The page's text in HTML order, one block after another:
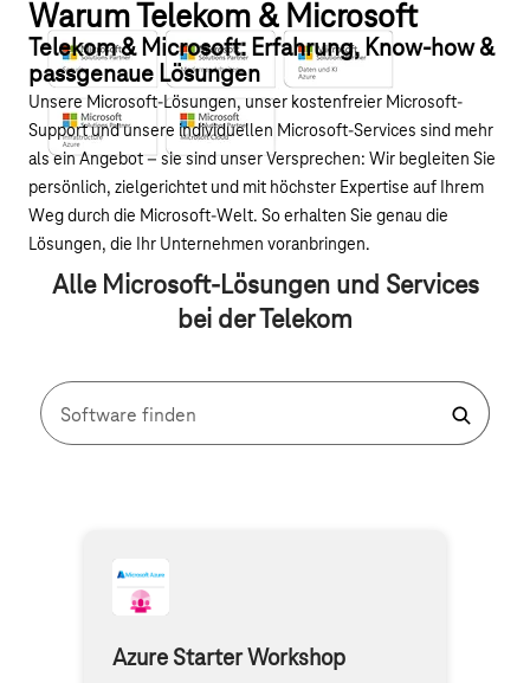
Warum Telekom & Microsoft
Telekom & Microsoft: Erfahrung, Know-how &
passgenaue Lösungen
Unsere Microsoft-Lösungen, unser kostenfreier Microsoft-
Support und unsere individuellen Microsoft-Services sind mehr
als ein Angebot – sie sind unser Versprechen: Wir begleiten Sie
persönlich, zielgerichtet und mit höchster Expertise auf Ihrem
Weg durch die Microsoft-Welt. So erhalten Sie genau die
Lösungen, die Ihr Unternehmen voranbringen.
Alle Microsoft-Lösungen und Services
bei der Telekom
Software finden
Azure Starter Workshop